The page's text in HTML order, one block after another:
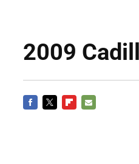
2009